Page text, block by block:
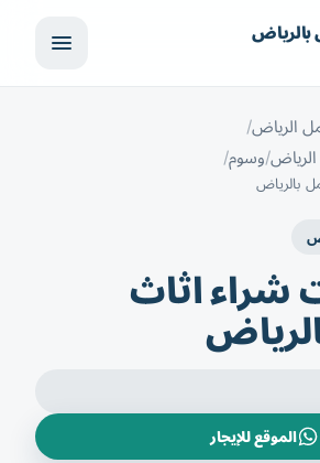
الرياض
وسوم
بالرياض
شراء اثاث
الموقع للإيجار